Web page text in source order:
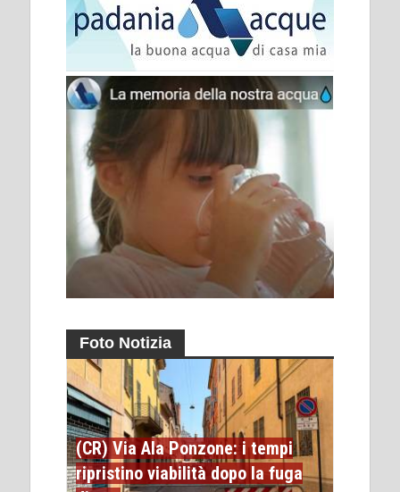
Foto Notizia
(CR) Via Ala Ponzone: i tempi
ripristino viabilità dopo la fuga